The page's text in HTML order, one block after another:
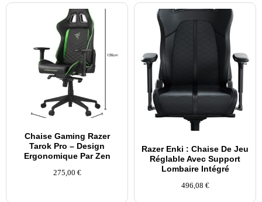
Chaise Gaming Razer
Tarok Pro – Design
Ergonomique Par Zen
275,00 €
Razer Enki : Chaise De Jeu
Réglable Avec Support
Lombaire Intégré
496,08 €